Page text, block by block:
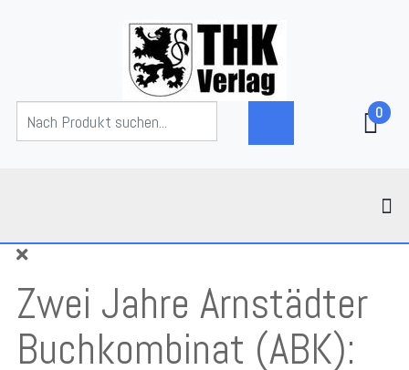
0
Zwei Jahre Arnstädter
Buchkombinat (ABK):